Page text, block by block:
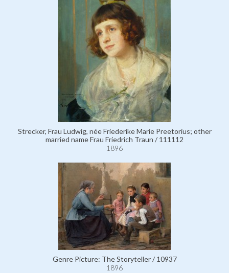
Strecker, Frau Ludwig, née Friederike Marie Preetorius; other
married name Frau Friedrich Traun / 111112
1896
Genre Picture: The Storyteller / 10937
1896